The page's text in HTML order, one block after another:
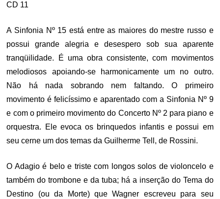
CD 11
A Sinfonia Nº 15 está entre as maiores do mestre russo e
possui grande alegria e desespero sob sua aparente
tranqüilidade. É uma obra consistente, com movimentos
melodiosos apoiando-se harmonicamente um no outro.
Não há nada sobrando nem faltando. O primeiro
movimento é felicíssimo e aparentado com a Sinfonia Nº 9
e com o primeiro movimento do Concerto Nº 2 para piano e
orquestra. Ele evoca os brinquedos infantis e possui em
seu cerne um dos temas da Guilherme Tell, de Rossini.
O Adagio é belo e triste com longos solos de violoncelo e
também do trombone e da tuba; há a inserção do Tema do
Destino (ou da Morte) que Wagner escreveu para seu